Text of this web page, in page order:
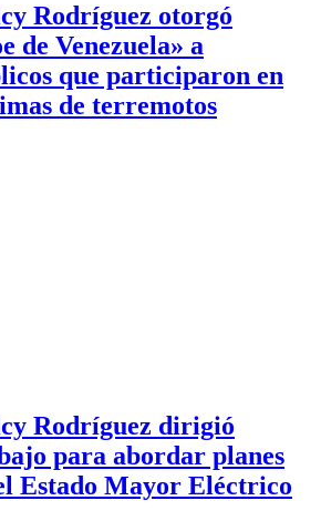
Rodríguez otorgó
de Venezuela» a
que participaron en
de terremotos
Rodríguez dirigió
para abordar planes
Estado Mayor Eléctrico